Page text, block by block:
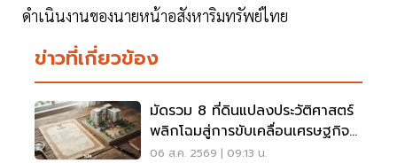
ดำเนินงานของนายหน้าอสังหาริมทรัพย์ไทย
ข่าวที่เกี่ยวข้อง
มัดรวม 8 ที่ดินแปลงประวัติศาสตร์
พลิกโฉมสู่การขับเคลื่อนเศรษฐกิจ
เมือง
06 ส.ค. 2569 | 09:13 น.